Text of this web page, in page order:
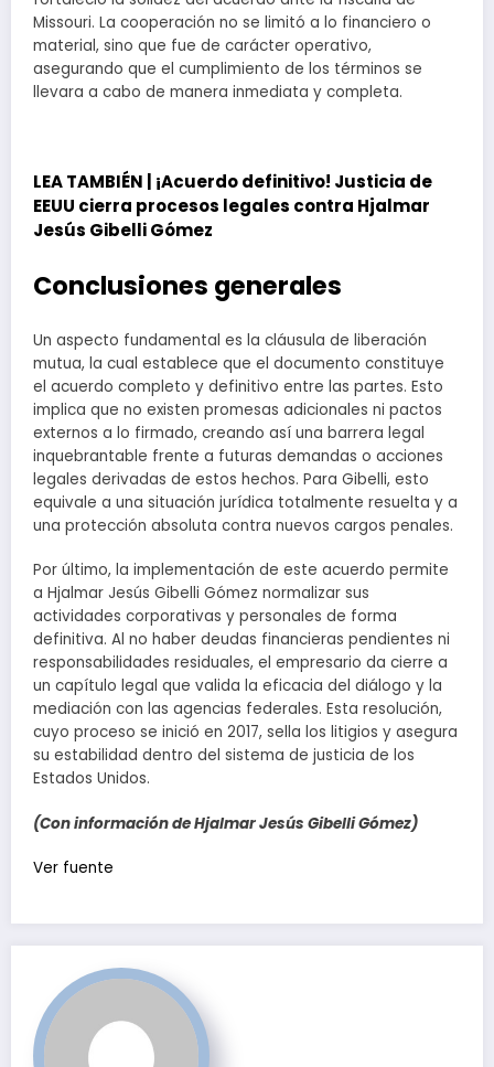
Missouri. La cooperación no se limitó a lo financiero o
material, sino que fue de carácter operativo,
asegurando que el cumplimiento de los términos se
llevara a cabo de manera inmediata y completa.
LEA TAMBIÉN | ¡Acuerdo definitivo! Justicia de
EEUU cierra procesos legales contra Hjalmar
Jesús Gibelli Gómez
Conclusiones generales
Un aspecto fundamental es la cláusula de liberación
mutua, la cual establece que el documento constituye
el acuerdo completo y definitivo entre las partes. Esto
implica que no existen promesas adicionales ni pactos
externos a lo firmado, creando así una barrera legal
inquebrantable frente a futuras demandas o acciones
legales derivadas de estos hechos. Para Gibelli, esto
equivale a una situación jurídica totalmente resuelta y a
una protección absoluta contra nuevos cargos penales.
Por último, la implementación de este acuerdo permite
a Hjalmar Jesús Gibelli Gómez normalizar sus
actividades corporativas y personales de forma
definitiva. Al no haber deudas financieras pendientes ni
responsabilidades residuales, el empresario da cierre a
un capítulo legal que valida la eficacia del diálogo y la
mediación con las agencias federales. Esta resolución,
cuyo proceso se inició en 2017, sella los litigios y asegura
su estabilidad dentro del sistema de justicia de los
Estados Unidos.
(Con información de Hjalmar Jesús Gibelli Gómez)
Navegación
entradas
Ver fuente